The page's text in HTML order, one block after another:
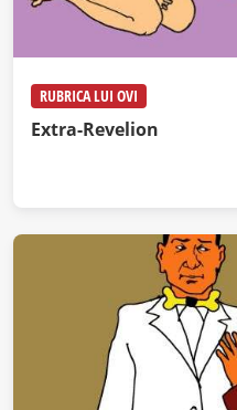
RUBRICA LUI OVI
Extra-Revelion